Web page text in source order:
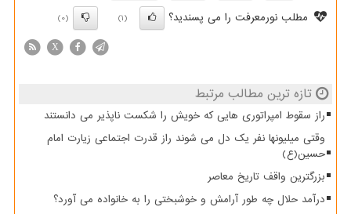
مطلب نورمعرفت را می پسندید؟
(1)
(0)
X
تازه ترین مطالب مرتبط
راز سقوط امپراتوری هایی که خویش را شکست ناپذیر می دانستند
وقتی میلیونها نفر یک دل می شوند راز قدرت اجتماعی زیارت امام
حسین(ع)
بزرگترین واقف تاریخ معاصر
درآمد حلال چه طور آرامش و خوشبختی را به خانواده می آورد؟